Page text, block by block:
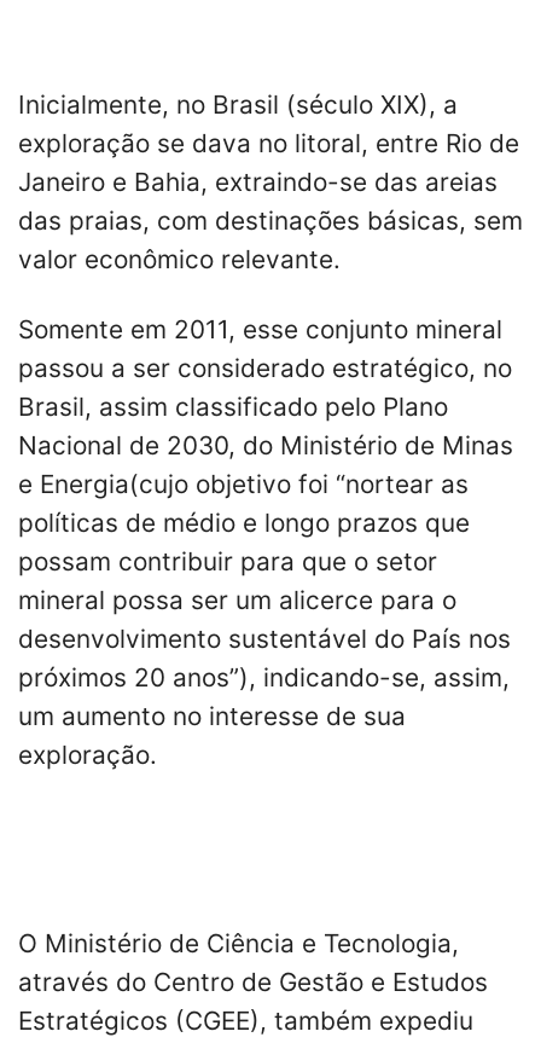
Inicialmente, no Brasil (século XIX), a
exploração se dava no litoral, entre Rio de
Janeiro e Bahia, extraindo-se das areias
das praias, com destinações básicas, sem
valor econômico relevante.
Somente em 2011, esse conjunto mineral
passou a ser considerado estratégico, no
Brasil, assim classificado pelo Plano
Nacional de 2030, do Ministério de Minas
e Energia(cujo objetivo foi “nortear as
políticas de médio e longo prazos que
possam contribuir para que o setor
mineral possa ser um alicerce para o
desenvolvimento sustentável do País nos
próximos 20 anos”), indicando-se, assim,
um aumento no interesse de sua
exploração.
O Ministério de Ciência e Tecnologia,
através do Centro de Gestão e Estudos
Estratégicos (CGEE), também expediu